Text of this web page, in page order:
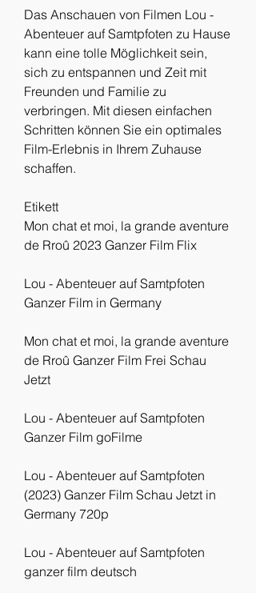
Das Anschauen von Filmen Lou -
Abenteuer auf Samtpfoten zu Hause
kann eine tolle Möglichkeit sein,
sich zu entspannen und Zeit mit
Freunden und Familie zu
verbringen. Mit diesen einfachen
Schritten können Sie ein optimales
Film-Erlebnis in Ihrem Zuhause
schaffen.
Etikett
Mon chat et moi, la grande aventure
de Rroû 2023 Ganzer Film Flix
Lou - Abenteuer auf Samtpfoten
Ganzer Film in Germany
Mon chat et moi, la grande aventure
de Rroû Ganzer Film Frei Schau
Jetzt
Lou - Abenteuer auf Samtpfoten
Ganzer Film goFilme
Lou - Abenteuer auf Samtpfoten
(2023) Ganzer Film Schau Jetzt in
Germany 720p
Lou - Abenteuer auf Samtpfoten
ganzer film deutsch